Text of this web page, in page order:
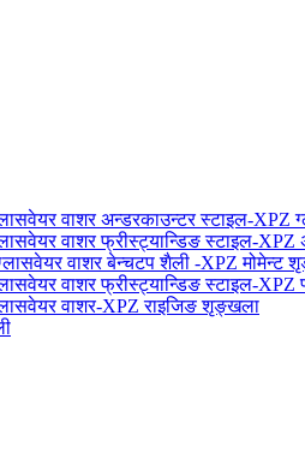
वाशर अन्डरकाउन्टर स्टाइल-XPZ
वाशर फ्रीस्ट्यान्डिङ स्टाइल-XPZ
वाशर बेन्चटप शैली -XPZ मोमेन्ट
वाशर फ्रीस्ट्यान्डिङ स्टाइल-
वाशर-XPZ राइजिङ शृङ्खला